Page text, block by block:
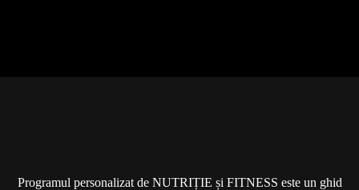
Programul personalizat de NUTRIȚIE și FITNESS este un ghid